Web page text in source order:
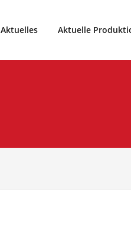
Aktuelles Aktuelle